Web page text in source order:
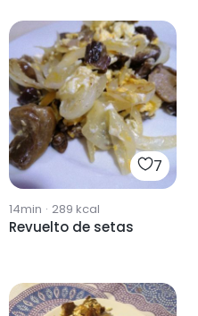
7
14min · 289 kcal
Revuelto de setas